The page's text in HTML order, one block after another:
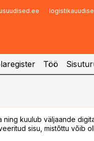
Töö
ning kuulub väljaande
sisu, mistõttu võib